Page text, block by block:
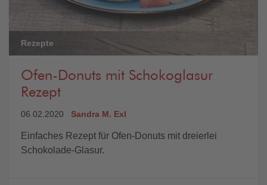
Rezepte
Ofen-Donuts mit Schokoglasur
Rezept
06.02.2020 Sandra M. Exl
Einfaches Rezept für Ofen-Donuts mit dreierlei
Schokolade-Glasur.